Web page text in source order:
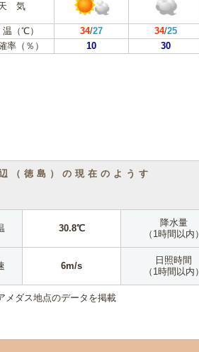
気
（℃） 34/27 34/25
率（％）
10 30
（徳島）の現在のようす
30.8℃
降水量
（1時間以内）
6m/s
日照時間
（1時間以内）
メダス地点のデータを掲載